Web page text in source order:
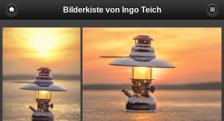
Bilderkiste von Ingo Teich